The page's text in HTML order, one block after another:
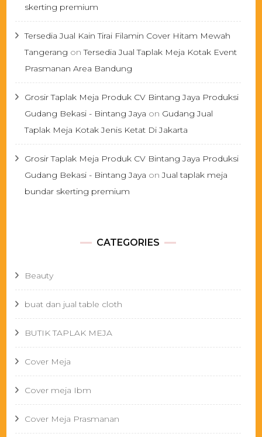
skerting premium
Tersedia Jual Kain Tirai Filamin Cover Hitam Mewah
Tangerang onTersedia Jual Taplak Meja Kotak Event
Prasmanan Area Bandung
Grosir Taplak Meja Produk CV Bintang Jaya Produksi
Gudang Bekasi - Bintang Jaya on Gudang Jual
Taplak Meja Kotak Jenis Ketat Di Jakarta
Grosir Taplak Meja Produk CV Bintang Jaya Produksi
Gudang Bekasi - Bintang Jaya onJual taplak meja
bundar skerting premium
CATEGORIES
Beauty
buat dan jual table cloth
BUTIK TAPLAK MEJA
Cover Meja
Cover meja Ibm
Cover Meja Prasmanan